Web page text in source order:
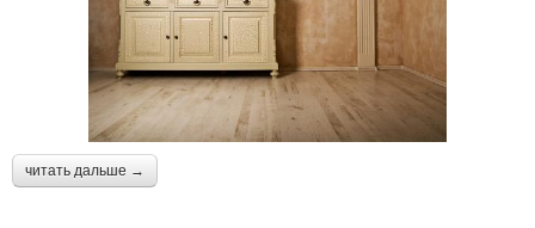
читать дальше →